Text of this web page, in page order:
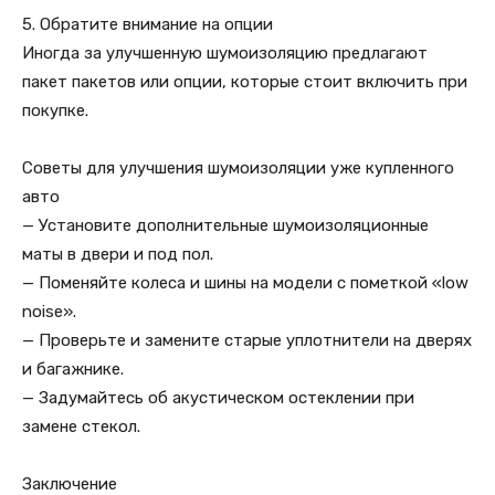
5. Обратите внимание на опции
Иногда за улучшенную шумоизоляцию предлагают
пакет пакетов или опции, которые стоит включить при
покупке.
Советы для улучшения шумоизоляции уже купленного
авто
— Установите дополнительные шумоизоляционные
маты в двери и под пол.
— Поменяйте колеса и шины на модели с пометкой «low
noise».
— Проверьте и замените старые уплотнители на дверях
и багажнике.
— Задумайтесь об акустическом остеклении при
замене стекол.
Заключение